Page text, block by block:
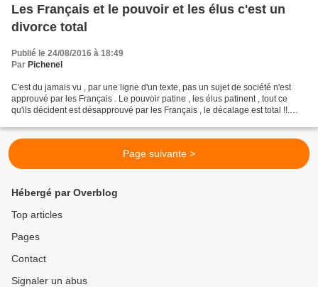
Les Français et le pouvoir et les élus c'est un
divorce total
Publié le 24/08/2016 à 18:49
Par Pichenel
C'est du jamais vu , par une ligne d'un texte, pas un sujet de société n'est
approuvé par les Français . Le pouvoir patine , les élus patinent , tout ce
qu'ils décident est désapprouvé par les Français , le décalage est total !!.
Page suivante >
Hébergé par Overblog
Top articles
Pages
Contact
Signaler un abus